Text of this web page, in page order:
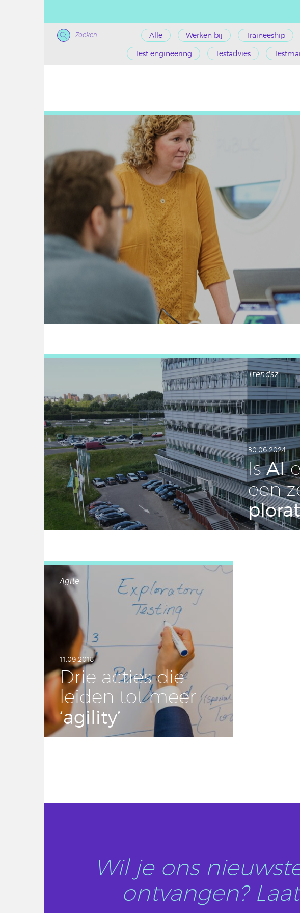
Zoeken... Alle Werken bij Traineeship
Test engineering Testadvies
Trendsz
30.06.2024
IsAI
een
Agile
11.09.2018
Drie acties die
leiden tot meer
‘agility’
Wil je ons
ontvangen?